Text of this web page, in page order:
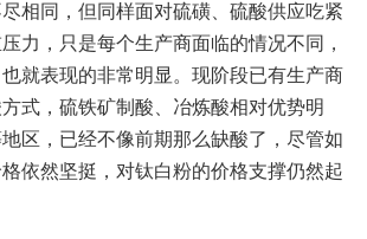
相同，但同样面对硫磺、硫酸供应吃紧
力，只是每个生产商面临的情况不同，
就表现的非常明显。现阶段已有生产商
式，硫铁矿制酸、冶炼酸相对优势明
区，已经不像前期那么缺酸了，尽管如
依然坚挺，对钛白粉的价格支撑仍然起